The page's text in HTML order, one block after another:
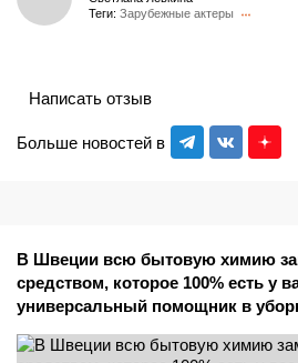
Теги: Зарубежные актеры
Больше новостей в
Написать отзыв
В Швеции всю бытовую химию
средством, которое 100% есть у
универсальный помощник в